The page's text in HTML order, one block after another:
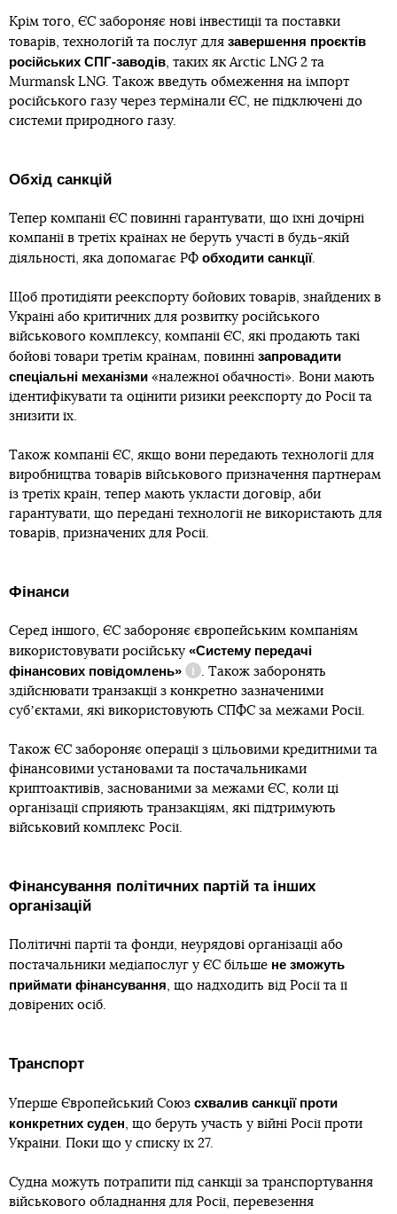
Крім того, ЄС забороняє нові інвестиції та поставки
товарів, технологій та послуг для завершення проєктів
російських СПГ-заводів, таких як Arctic LNG 2 та
Murmansk LNG. Також введуть обмеження на імпорт
російського газу через термінали ЄС, не підключені до
системи природного газу.
Обхід санкцій
Тепер компанії ЄС повинні гарантувати, що їхні дочірні
компанії в третіх країнах не беруть участі в будь-якій
діяльності, яка допомагає РФ обходити санкції.
Щоб протидіяти реекспорту бойових товарів, знайдених в
Україні або критичних для розвитку російського
військового комплексу, компанії ЄС, які продають такі
бойові товари третім країнам, повинні запровадити
спеціальні механізми «належної обачності». Вони мають
ідентифікувати та оцінити ризики реекспорту до Росії та
знизити їх.
Також компанії ЄС, якщо вони передають технології для
виробництва товарів військового призначення партнерам
із третіх країн, тепер мають укласти договір, аби
гарантувати, що передані технології не використають для
товарів, призначених для Росії.
Фінанси
Серед іншого, ЄС забороняє європейським компаніям
використовувати російську «Систему передачі
фінансових повідомлень»
Довідка
. Також заборонять
здійснювати транзакції з конкретно зазначеними
субʼєктами, які використовують СПФС за межами Росії.
Також ЄС забороняє операції з цільовими кредитними та
фінансовими установами та постачальниками
криптоактивів, заснованими за межами ЄС, коли ці
організації сприяють транзакціям, які підтримують
військовий комплекс Росії.
Фінансування політичних партій та інших
організацій
Політичні партії та фонди, неурядові організації або
постачальники медіапослуг у ЄС більше не зможуть
приймати фінансування, що надходить від Росії та її
довірених осіб.
Транспорт
Уперше Європейський Союз схвалив санкції проти
конкретних суден, що беруть участь у війні Росії проти
України. Поки що у списку їх 27.
Судна можуть потрапити під санкції за транспортування
військового обладнання для Росії, перевезення